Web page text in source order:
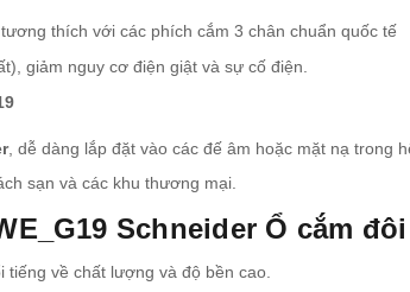
thích với các phích cắm 3 chân chuẩn quốc tế
giảm nguy cơ điện giật và sự cố điện.
, dễ dàng lắp đặt vào các đế âm hoặc mặt nạ trong
sạn và các khu thương mại.
Schneider Ổ cắm
tiếng về chất lượng và độ bền cao.